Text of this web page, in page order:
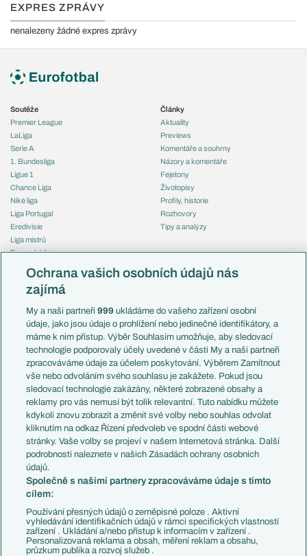
EXPRES ZPRÁVY
nenalezeny žádné expres zprávy
Soutěže
Premier League
LaLiga
Serie A
1. Bundesliga
Ligue 1
Chance Liga
Niké liga
Liga Portugal
Eredivisie
Liga mistrů
Evropská liga
Mistrovství světa
Liga národů
Témata
Představení týmů MS
EuroSkauting
PL v kostce
Evropské koeficienty
Přestupy
Přestupové spekulace
Zranění
Kluby
Arsenal FC
Chelsea FC
Manchester United
AC Milán
Juventus FC
Bayern Mnichov
FC Barcelona
Real Madrid
Články
Aktuality
Previews
Komentáře a souhrny
Názory a komentáře
Fejetony
Životopisy
Profily, historie
Rozhovory
Tipy a analýzy
Česko
Francie
Itálie
Německo
Španělsko
Argentina
Brazílie
Přestupy
Zápasy
Livescore
Tipovací soutěž
Ochrana vašich osobních údajů nás
zajímá
My a naši partneři999 ukládáme do vašeho zařízení osobní
údaje, jako jsou údaje o prohlížení nebo jedinečné identifikátory, a
máme k nim přístup. Výběr Souhlasím umožňuje, aby sledovací
technologie podporovaly účely uvedené v části My a naši partneři
zpracováváme údaje za účelem poskytování. Výběrem Zamítnout
vše nebo odvoláním svého souhlasu je zakážete. Pokud jsou
sledovací technologie zakázány, některé zobrazené obsahy a
reklamy pro vás nemusí být tolik relevantní. Tuto nabídku můžete
kdykoli znovu zobrazit a změnit své volby nebo souhlas odvolat
kliknutím na odkaz Řízení předvoleb ve spodní části webové
stránky. Vaše volby se projeví v našem Internetová stránka. Další
podrobnosti naleznete v našich Zásadách ochrany osobních
údajů.
Společně s našimi partnery zpracováváme údaje s tímto
cílem:
Používání přesných údajů o zeměpisné poloze . Aktivní
vyhledávání identifikačních údajů v rámci specifických vlastností
zařízení . Ukládání a/nebo přístup k informacím v zařízení .
Personalizovaná reklama a obsah, měření reklam a obsahu,
průzkum publika a rozvoj služeb .